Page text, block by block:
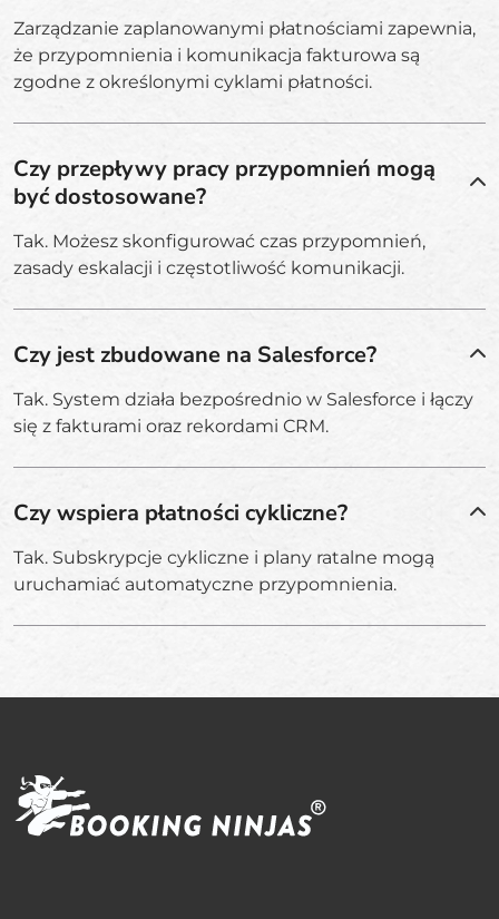
Zarządzanie zaplanowanymi płatnościami zapewnia,
że przypomnienia i komunikacja fakturowa są
zgodne z określonymi cyklami płatności.
Czy przepływy pracy przypomnień mogą
być dostosowane?
Tak. Możesz skonfigurować czas przypomnień,
zasady eskalacji i częstotliwość komunikacji.
Czy jest zbudowane na Salesforce?
Tak. System działa bezpośrednio w Salesforce i łączy
się z fakturami oraz rekordami CRM.
Czy wspiera płatności cykliczne?
Tak. Subskrypcje cykliczne i plany ratalne mogą
uruchamiać automatyczne przypomnienia.